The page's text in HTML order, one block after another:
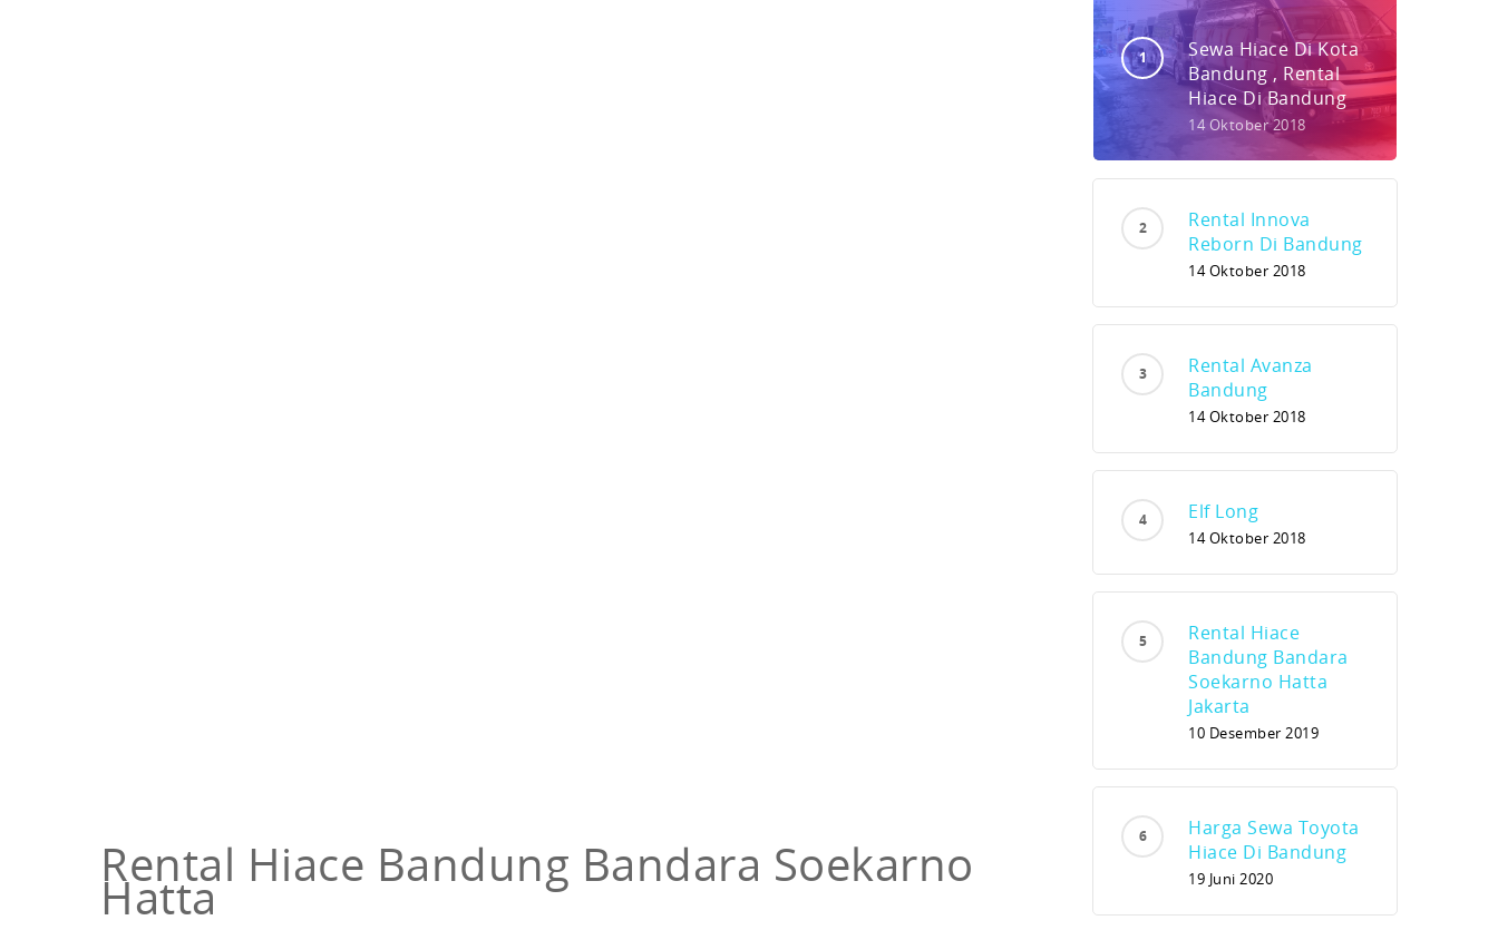
Rental Hiace Bandung Bandara Soekarno
Hatta
Sewa Hiace Di Kota
Bandung , Rental
Hiace Di Bandung
14 Oktober 2018
Rental Innova
Reborn Di Bandung
14 Oktober 2018
Rental Avanza
Bandung
14 Oktober 2018
Elf Long
14 Oktober 2018
Rental Hiace
Bandung Bandara
Soekarno Hatta
Jakarta
10 Desember 2019
Harga Sewa Toyota
Hiace Di Bandung
19 Juni 2020